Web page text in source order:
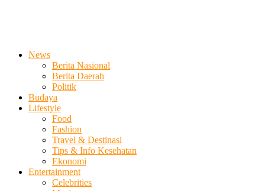
News
Berita Nasional
Berita Daerah
Politik
Budaya
Lifestyle
Food
Fashion
Travel & Destinasi
Tips & Info Kesehatan
Ekonomi
Entertainment
Celebrities